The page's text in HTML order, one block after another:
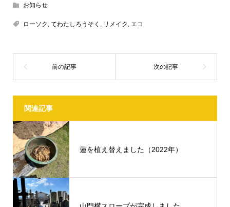
お知らせ
ローソク , てわたしろうそく , リメイク , エコ
関連記事
蓮を植え替えました（2022年）